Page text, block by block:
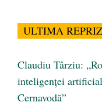
ULTIMA
Claudiu Târziu:
inteligenței
Cernavodă”